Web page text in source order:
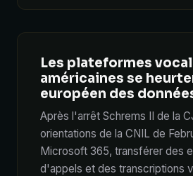
Les plateformes
américaines se
européen des
Après l'arrêt Schrems II de la
orientations de la CNIL de
Microsoft 365, transférer des
d'appels et des transcriptions